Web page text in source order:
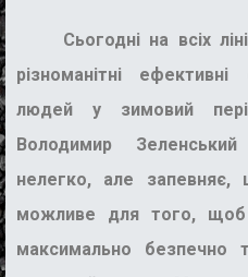
Сьогодні на всіх
різноманітні
людей у зимовий
Володимир
нелегко, але запевняє,
можливе для того, щоб
максимально безпечно